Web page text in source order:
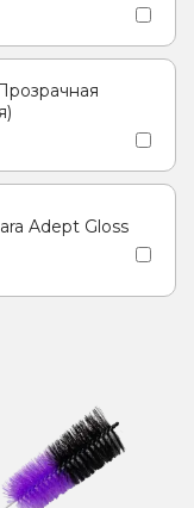
Adept Gloss